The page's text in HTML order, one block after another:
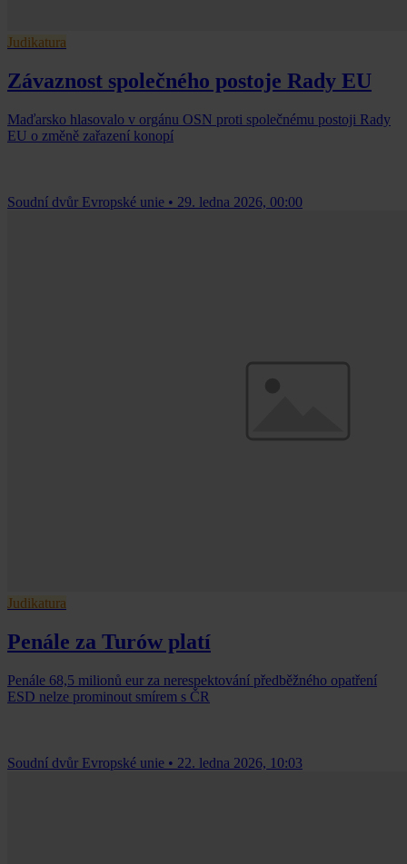
Judikatura
Závaznost společného postoje Rady EU
Maďarsko hlasovalo v orgánu OSN proti společnému postoji Rady
EU o změně zařazení konopí
Soudní dvůr Evropské unie • 29. ledna 2026, 00:00
Judikatura
Penále za Turów platí
Penále 68,5 milionů eur za nerespektování předběžného opatření
ESD nelze prominout smírem s ČR
Soudní dvůr Evropské unie • 22. ledna 2026, 10:03